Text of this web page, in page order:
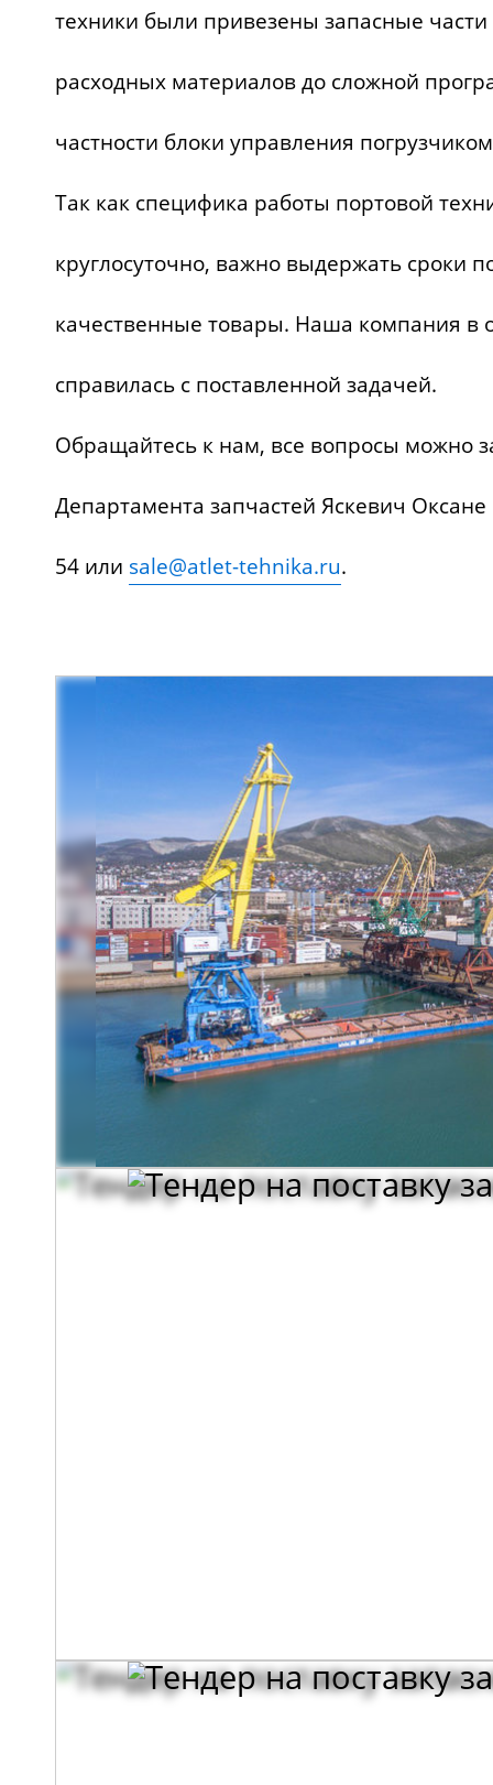
техники были привезены запасные
расходных материалов до сложной
частности блоки управления
Так как специфика работы портовой
круглосуточно, важно выдержать сроки
качественные товары. Наша компания в
справилась с поставленной задачей.
Обращайтесь к нам, все вопросы можно
Департамента запчастей Яскевич
54 или sale@atlet-tehnika.ru.